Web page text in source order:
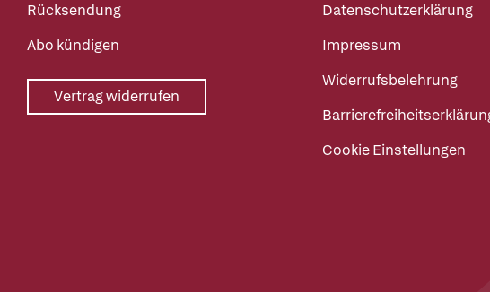
Rücksendung
Abo kündigen
Vertrag widerrufen
Datenschutzerklärung
Impressum
Widerrufsbelehrung
Cookie Einstellungen